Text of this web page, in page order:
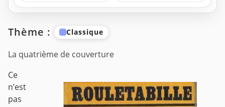
Thème : Classique
La quatrième de couverture
Ce
n’est
pas